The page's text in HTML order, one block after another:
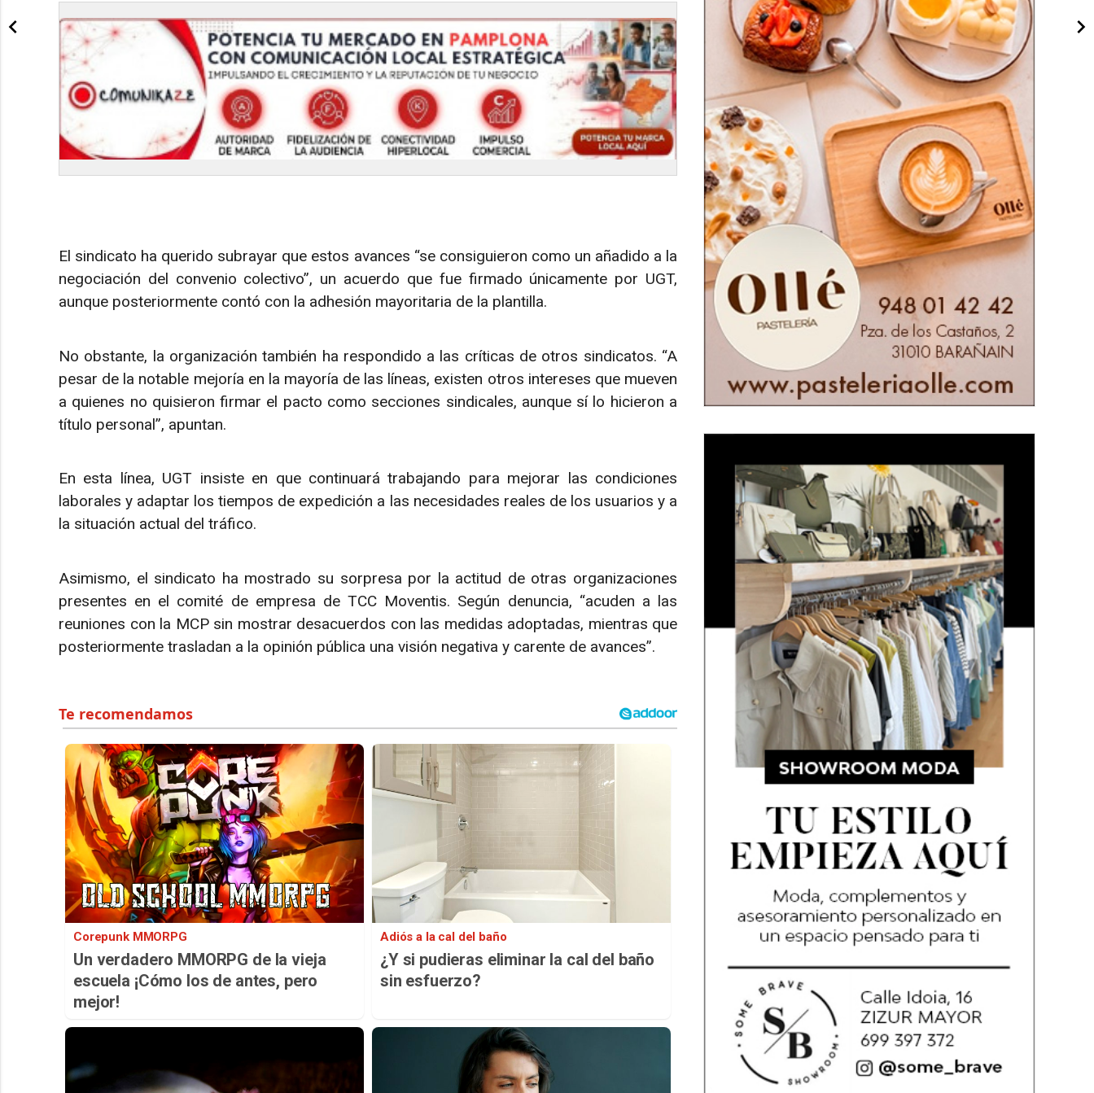
El sindicato ha querido subrayar que estos avances “se consiguieron como un añadido a la
negociación del convenio colectivo”, un acuerdo que fue firmado únicamente por UGT,
aunque posteriormente contó con la adhesión mayoritaria de la plantilla.
No obstante, la organización también ha respondido a las críticas de otros sindicatos. “A
pesar de la notable mejoría en la mayoría de las líneas, existen otros intereses que mueven
a quienes no quisieron firmar el pacto como secciones sindicales, aunque sí lo hicieron a
título personal”, apuntan.
En esta línea, UGT insiste en que continuará trabajando para mejorar las condiciones
laborales y adaptar los tiempos de expedición a las necesidades reales de los usuarios y a
la situación actual del tráfico.
Asimismo, el sindicato ha mostrado su sorpresa por la actitud de otras organizaciones
presentes en el comité de empresa de TCC Moventis. Según denuncia, “acuden a las
reuniones con la MCP sin mostrar desacuerdos con las medidas adoptadas, mientras que
posteriormente trasladan a la opinión pública una visión negativa y carente de avances”.
Corepunk MMORPG
Un verdadero MMORPG de la vieja
escuela ¡Cómo los de antes, pero
mejor!
Adiós a la cal del baño
¿Y si pudieras eliminar la cal del baño
sin esfuerzo?